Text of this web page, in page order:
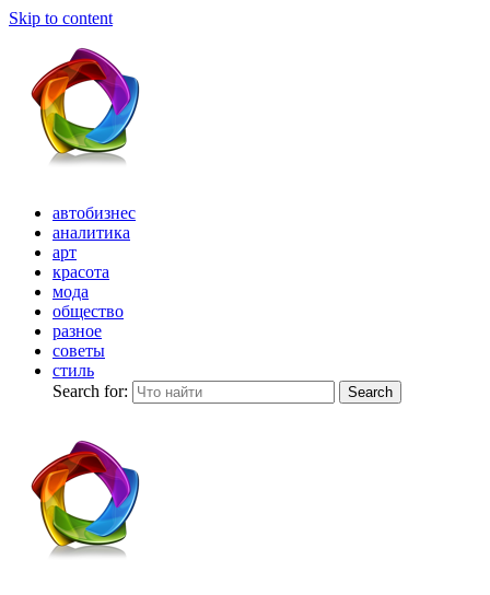
Skip to content
автобизнес
аналитика
арт
красота
мода
общество
разное
советы
стиль
Search for:
Search